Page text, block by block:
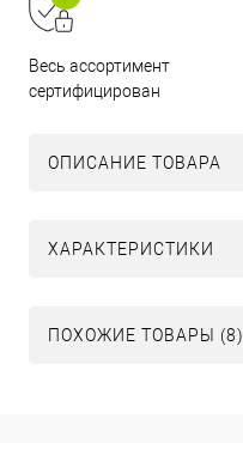
Весь ассортимент
сертифицирован
ОПИСАНИЕ ТОВАРА
ХАРАКТЕРИСТИКИ
ПОХОЖИЕ ТОВАРЫ (8)